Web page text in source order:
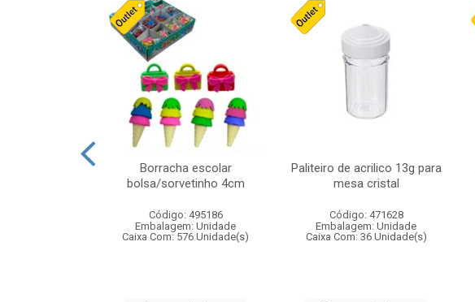
Borracha escolar
bolsa/sorvetinho 4cm
Código: 495186
Embalagem: Unidade
Caixa Com: 576 Unidade(s)
Paliteiro de acrilico 13g para
mesa cristal
Código: 471628
Embalagem: Unidade
Caixa Com: 36 Unidade(s)